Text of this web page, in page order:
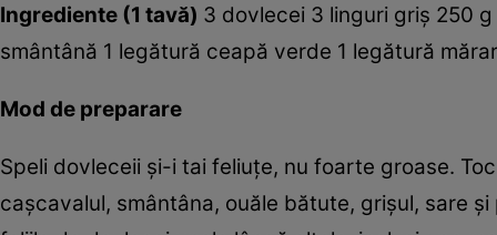
Ingrediente (1 tavă) 3 dovlecei 3 linguri griş 250
smântână 1 legătură ceapă verde 1 legătură
Mod de preparare
Speli dovleceii şi-i tai feliuţe, nu foarte groase.
caşcavalul, smântâna, ouăle bătute, grişul, sare